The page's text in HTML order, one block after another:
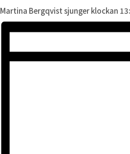
Martina Bergqvist sjunger klockan